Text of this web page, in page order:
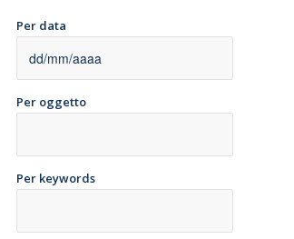
Per data
Per oggetto
Per keywords